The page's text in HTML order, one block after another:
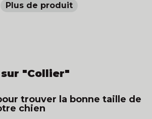
Plus de produit
"Collier"
trouver la bonne taille de
chien